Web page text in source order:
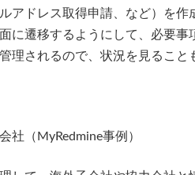
アドレス取得申請、など）を
に遷移するようにして、必要
理されるので、状況を見ること
社（MyRedmine事例）